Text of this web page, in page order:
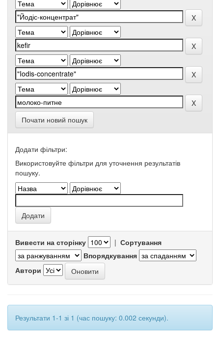
Почати новий пошук
Додати фільтри:
Використовуйте фільтри для уточнення результатів
пошуку.
Вивести на сторінку | Сортування
Впорядкування
Автори
Результати 1-1 зі 1 (час пошуку: 0.002 секунди).